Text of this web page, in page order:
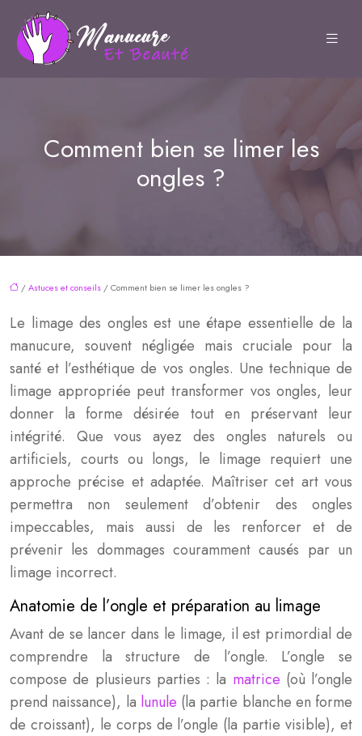
Comment bien se limer les
ongles ?
/Astuces et conseils / Comment bien se limer les ongles ?
Le limage des ongles est une étape essentielle de la
manucure, souvent négligée mais cruciale pour la
santé et l’esthétique de vos ongles. Une technique de
limage appropriée peut transformer vos ongles, leur
donner la forme désirée tout en préservant leur
intégrité. Que vous ayez des ongles naturels ou
artificiels, courts ou longs, le limage requiert une
approche précise et adaptée. Maîtriser cet art vous
permettra non seulement d’obtenir des ongles
impeccables, mais aussi de les renforcer et de
prévenir les dommages couramment causés par un
limage incorrect.
Anatomie de l’ongle et préparation au limage
Avant de se lancer dans le limage, il est primordial de
comprendre la structure de l’ongle. L’ongle se
compose de plusieurs parties : la matrice (où l’ongle
prend naissance), la lunule (la partie blanche en forme
de croissant), le corps de l’ongle (la partie visible), et